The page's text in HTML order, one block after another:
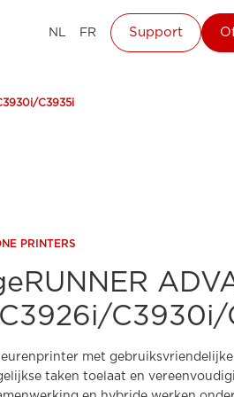
NL FR Support
C3935i
PRINTERS
C3930i/
met
taken toelaat en